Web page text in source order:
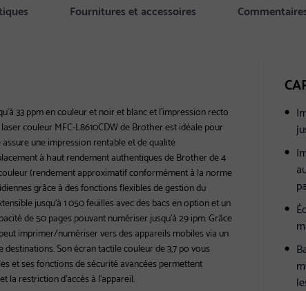
Fournitures et accessoires
33 ppm en couleur et noir et blanc et l'impression recto
couleur MFC-L8610CDW de Brother est idéale pour
une impression rentable et de qualité
à haut rendement authentiques de Brother de 4
(rendement approximatif conformément à la norme
grâce à des fonctions flexibles de gestion du
jusqu'à 1 050 feuilles avec des bacs en option et un
de 50 pages pouvant numériser jusqu'à 29 ipm. Grâce
imprimer/numériser vers des appareils mobiles via un
Son écran tactile couleur de 3,7 po vous
et ses fonctions de sécurité avancées permettent
la restriction d'accès à l'appareil.